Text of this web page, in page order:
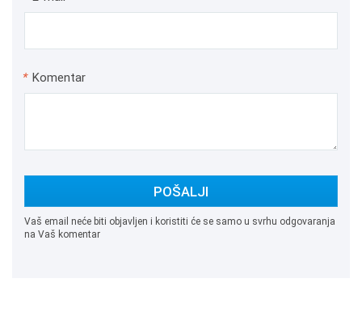
* Komentar
POŠALJI
Vaš email neće biti objavljen i koristiti će se samo u svrhu odgovaranja
na Vaš komentar